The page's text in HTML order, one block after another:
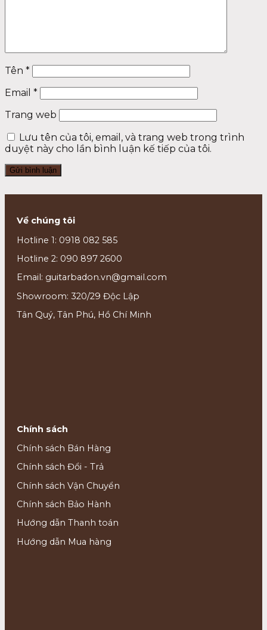
Tên *
Email *
Trang web
Lưu tên của tôi, email, và trang web trong trình
duyệt này cho lần bình luận kế tiếp của tôi.
Về chúng tôi
Hotline 1: 0918 082 585
Hotline 2: 090 897 2600
Email: guitarbadon.vn@gmail.com
Showroom: 320/29 Độc Lập
Tân Quý, Tân Phú, Hồ Chí Minh
Chính sách
Chính sách Bán Hàng
Chính sách Đổi - Trả
Chính sách Vận Chuyển
Chính sách Bảo Hành
Hướng dẫn Thanh toán
Hướng dẫn Mua hàng